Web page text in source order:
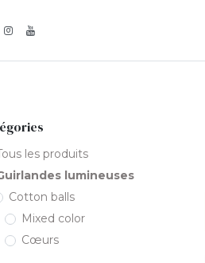
les produits
lumineuses
Cotton balls
Mixed color
Cœurs